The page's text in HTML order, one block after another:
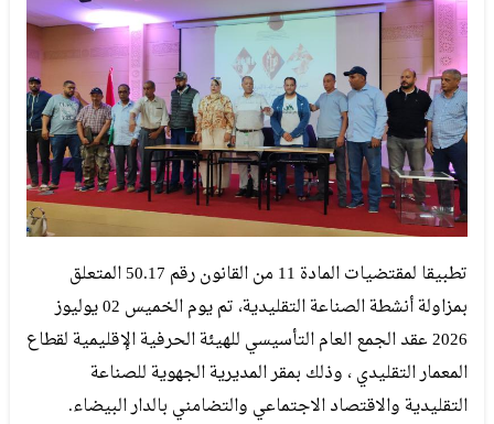
تطبيقا لمقتضيات المادة 11 من القانون رقم 50.17 المتعلق
بمزاولة أنشطة الصناعة التقليدية، تم يوم الخميس 02 يوليوز
2026 عقد الجمع العام التأسيسي للهيئة الحرفية الإقليمية لقطاع
المعمار التقليدي ، وذلك بمقر المديرية الجهوية للصناعة
التقليدية والاقتصاد الاجتماعي والتضامني بالدار البيضاء.